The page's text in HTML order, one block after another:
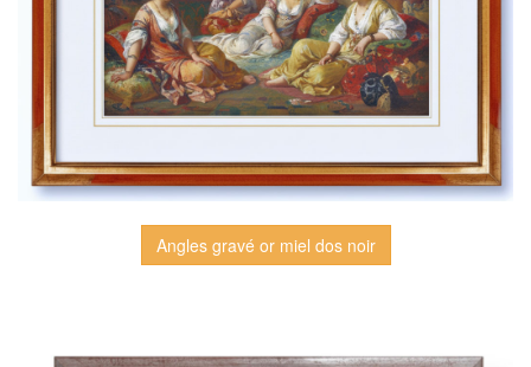
Angles gravé or miel dos noir